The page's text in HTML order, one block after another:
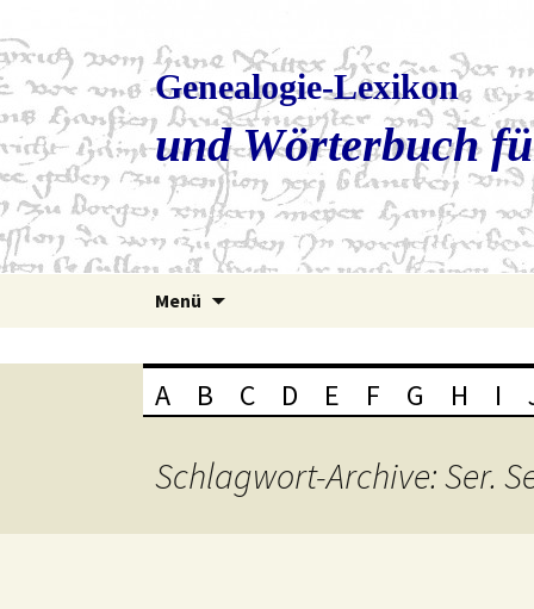
Genealogie-Lexikon
und Wörterbuch
Menü
A B C D E F G H I
Schlagwort-Archive: Ser.